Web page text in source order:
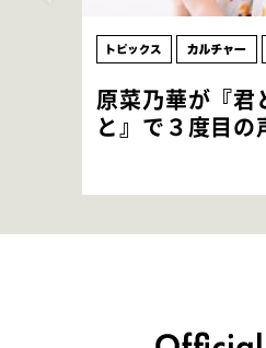
原菜乃華が『君
と』で３度目の
「お邪魔させ
感覚ですが､